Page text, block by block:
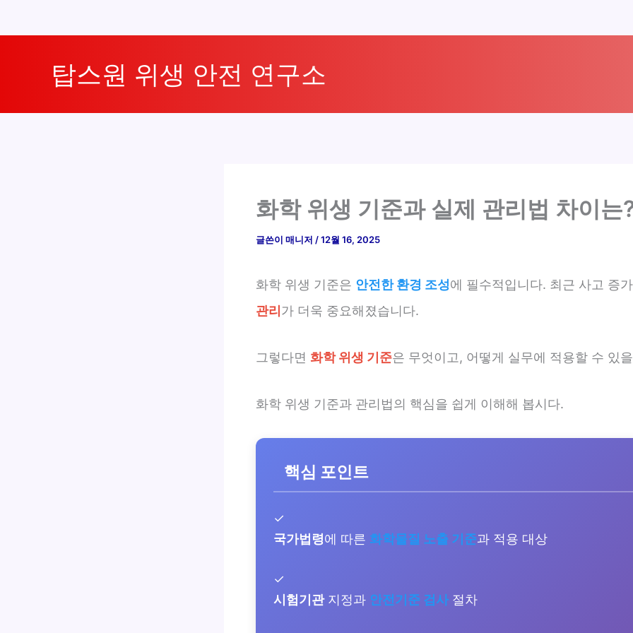
탑스원 위생 안전 연구소
화학 위생 기준과 실제 관리법 차이는
글쓴이 매니저 /12월 16, 2025
화학 위생 기준은 안전한 환경 조성에 필수적입니다. 최근 사고 증
관리 가 더욱 중요해졌습니다.
그렇다면 화학 위생 기준은 무엇이고, 어떻게 실무에 적용할 수 있
화학 위생 기준과 관리법의 핵심을 쉽게 이해해 봅시다.
핵심 포인트
✓
국가법령에 따른 화학물질 노출 기준과 적용 대상
✓
시험기관지정과 안전기준 검사절차